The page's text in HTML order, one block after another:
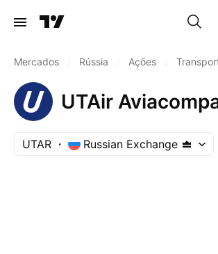
Mercados Rússia Ações
UTAir
UTAR Russian Exchange